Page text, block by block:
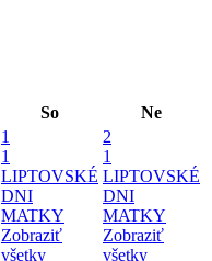
So Ne
1
1
LIPTOVSKÉ
DNI
MATKY
Zobraziť
všetky
2
1
LIPTOVSKÉ
DNI
MATKY
Zobraziť
všetky